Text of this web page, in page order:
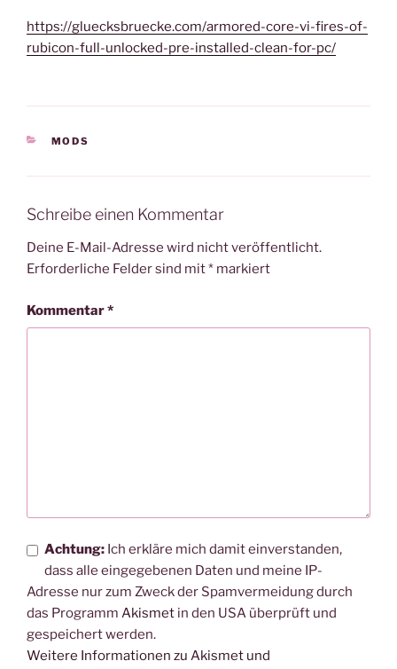
https://gluecksbruecke.com/armored-core-vi-fires-of-
rubicon-full-unlocked-pre-installed-clean-for-pc/
KATEGORIEN
MODS
Schreibe einen Kommentar
Deine E-Mail-Adresse wird nicht veröffentlicht.
Erforderliche Felder sind mit* markiert
Kommentar*
Achtung: Ich erkläre mich damit einverstanden,
dass alle eingegebenen Daten und meine IP-
Adresse nur zum Zweck der Spamvermeidung durch
das Programm Akismet in den USA überprüft und
gespeichert werden.
Weitere Informationen zu Akismet und